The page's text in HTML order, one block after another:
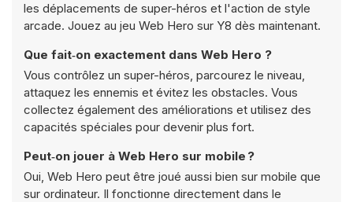
les déplacements de super-héros et l'action de style
arcade. Jouez au jeu Web Hero sur Y8 dès maintenant.
Que fait‑on exactement dans Web Hero ?
Vous contrôlez un super-héros, parcourez le niveau,
attaquez les ennemis et évitez les obstacles. Vous
collectez également des améliorations et utilisez des
capacités spéciales pour devenir plus fort.
Peut‑on jouer à Web Hero sur mobile ?
Oui, Web Hero peut être joué aussi bien sur mobile que
sur ordinateur. Il fonctionne directement dans le